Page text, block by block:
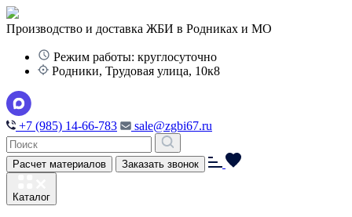
Производство и доставка ЖБИ в Родниках и МО
Режим работы: круглосуточно
Родники, Трудовая улица, 10к8
+7 (985) 14-66-783 sale@zgbi67.ru
Расчет материалов Заказать звонок
Каталог